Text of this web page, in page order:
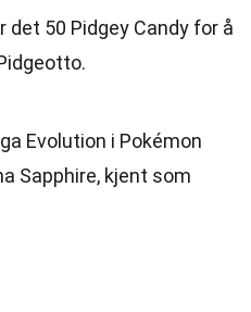
det 50 Pidgey Candy for å
Evolution i Pokémon
Sapphire, kjent som